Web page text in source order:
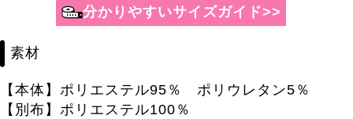
分かりやすいサイズガイド>>
素材
【本体】ポリエステル95％ ポリウレタン5％
【別布】ポリエステル100％